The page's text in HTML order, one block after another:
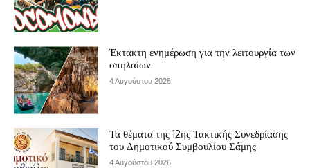
Έκτακτη ενημέρωση για την λειτουργία των
σπηλαίων
4 Αυγούστου 2026
Τα θέματα της 12ης Τακτικής Συνεδρίασης
του Δημοτικού Συμβουλίου Σάμης
4 Αυγούστου 2026